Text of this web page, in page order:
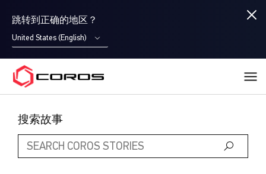
跳转到正确的地区？
United States (English)
COROS
搜索故事